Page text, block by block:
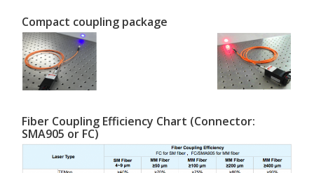
Compact coupling package
Fiber Coupling Efficiency Chart (Connector:
SMA905 or FC)